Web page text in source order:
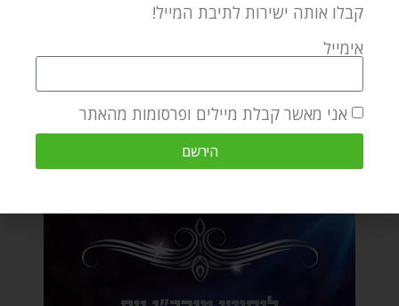
קבלו אותה ישירות לתיבת המייל!
אימייל
אני מאשר קבלת מיילים ופרסומות מהאתר
הירשם